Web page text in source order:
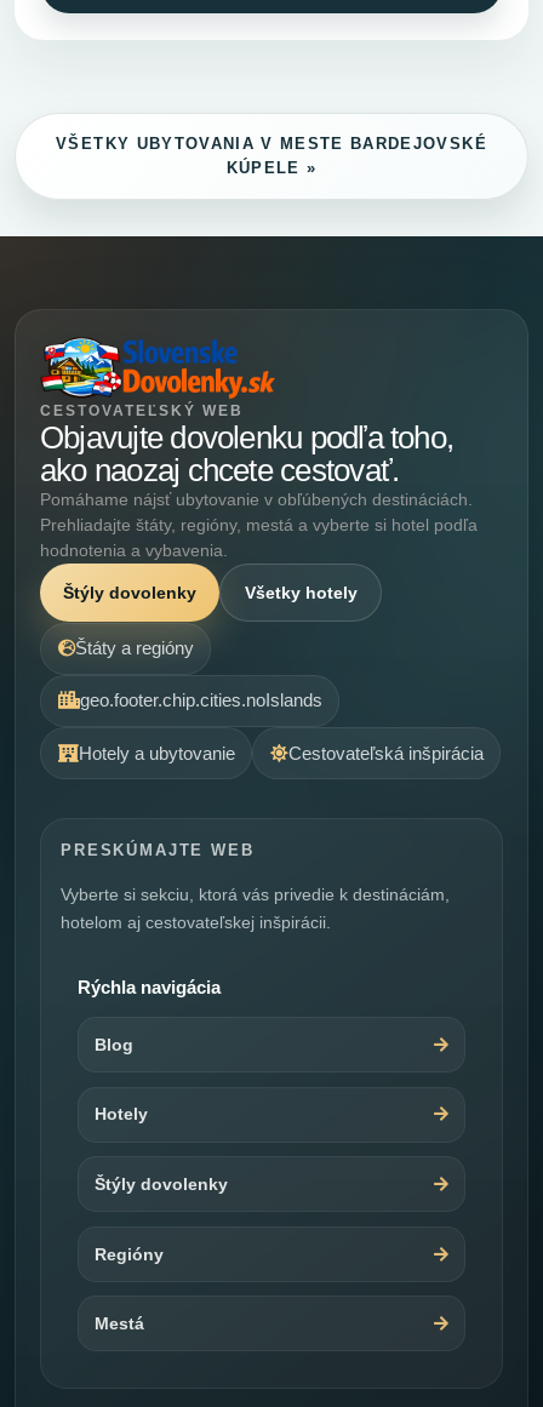
VŠETKY UBYTOVANIA V MESTE BARDEJOVSKÉ
KÚPELE »
CESTOVATEĽSKÝ WEB
Objavujte dovolenku podľa toho,
ako naozaj chcete cestovať.
Pomáhame nájsť ubytovanie v obľúbených destináciách.
Prehliadajte štáty, regióny, mestá a vyberte si hotel podľa
hodnotenia a vybavenia.
Štýly dovolenky Všetky hotely
Štáty a regióny
geo.footer.chip.cities.noIslands
Hotely a ubytovanie Cestovateľská inšpirácia
PRESKÚMAJTE WEB
Vyberte si sekciu, ktorá vás privedie k destináciám,
hotelom aj cestovateľskej inšpirácii.
Rýchla navigácia
Blog
Hotely
Štýly dovolenky
Regióny
Mestá